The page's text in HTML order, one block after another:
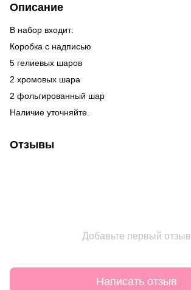
Описание
В набор входит:
Коробка с надписью
5 гелиевых шаров
2 хромовых шара
2 фольгированный шар
Наличие уточняйте.
Отзывы
Добавьте первый отзыв
Написать отзыв